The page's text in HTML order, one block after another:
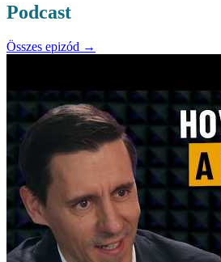
Podcast
Összes epizód →